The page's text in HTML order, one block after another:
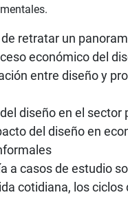
retratar un
económico del
entre diseño y
diseño en el sector
del diseño en
a casos de estudio
cotidiana, los ciclos